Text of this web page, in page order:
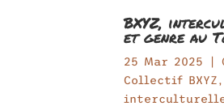
BXYZ,
et genre au
25 Mar 2025 |
Collectif BXYZ,